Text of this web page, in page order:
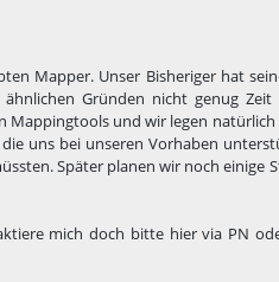
Mapper. Unser Bisheriger hat
Gründen nicht genug
Mappingtools und wir legen
uns bei unseren Vorhaben
Später planen wir noch einige
mich doch bitte hier via PN